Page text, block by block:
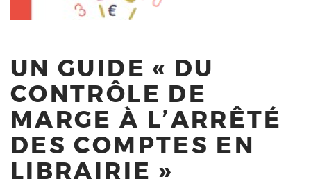
UN GUIDE « DU
CONTRÔLE DE
MARGE À L’ARRÊTÉ
DES COMPTES EN
LIBRAIRIE »